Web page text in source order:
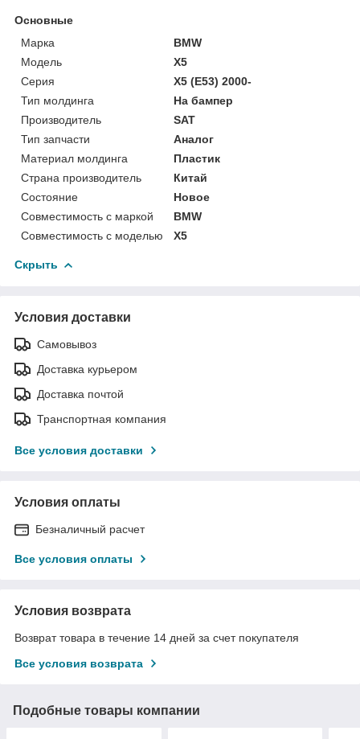
Основные
Марка
BMW
Модель
X5
Серия
X5 (E53) 2000-
Тип молдинга
На бампер
Производитель
SAT
Тип запчасти
Аналог
Материал молдинга
Пластик
Страна производитель
Китай
Состояние
Новое
Совместимость с маркой
BMW
Совместимость с моделью
X5
Скрыть
Условия доставки
Самовывоз
Доставка курьером
Доставка почтой
Транспортная компания
Все условия доставки
Условия оплаты
Безналичный расчет
Все условия оплаты
Условия возврата
Возврат товара в течение 14 дней за счет покупателя
Все условия возврата
Подобные товары компании